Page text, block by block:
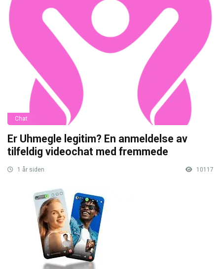
Chat
Er Uhmegle legitim? En anmeldelse av
tilfeldig videochat med fremmede
1 år siden 10117